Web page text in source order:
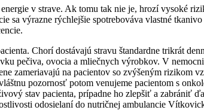
v strave. Ak tomu tak nie je, hrozí vysoké
sa výrazne rýchlejšie spotrebováva vlastné
Chorí dostávajú stravu štandardne trikrát
pečiva, ovocia a mliečnych výrobkov. V
zameriavajú na pacientov so zvýšeným rizikom
pozornosť potom venujeme pacientom s
stav pacienta, prípadne ho zlepšiť a zabrániť
odosielaní do nutričnej ​​ambulancie